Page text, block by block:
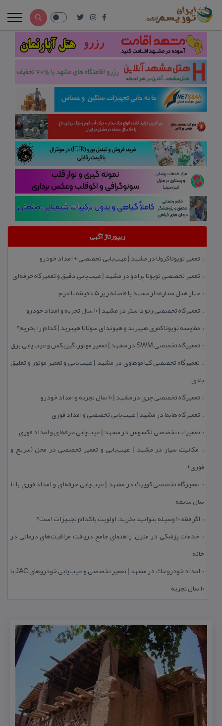
ریپورتاژ آگهی
:: تعمیر تویوتا كرولا در مشهد | عیب‌یابی تخصصی + امداد خودرو
:: تعمیر تخصصی تویوتا پرادو در مشهد | عیب‌یابی دقیق و تعمیرگاه حرفه‌ای
::چهار هتل‌ ستاره‌دار مشهد با فاصله زیر 5 دقیقه تا حرم
:: تعمیرگاه تخصصی رنو داستر در مشهد | ۱۰ سال تجربه و امداد خودرو
:: مقایسه تویوتا كمری هیبرید و هیوندای سوناتا هیبرید | كدام را بخریم؟
:: تعمیرگاه تخصصی SWM در مشهد | تعمیر موتور، گیربكس و عیب‌یابی برق
:: تعمیرگاه تخصصی كیا موهاوی در مشهد | عیب‌یابی و تعمیر موتور و تعلیق
بادی
:: تعمیرگاه تخصصی چری در مشهد | ۱۰ سال تجربه و امداد خودرو
:: تعمیرگاه هایما در مشهد | عیب‌یابی تخصصی و امداد فوری
:: تعمیرات تخصصی لكسوس در مشهد | عیب‌یابی حرفه‌ای و امداد فوری
:: مكانیك سیار در مشهد | عیب‌یابی و تعمیر تخصصی در محل (سریع و
فوری)
::
تعمیرگاه تخصصی كوییك در مشهد | عیب‌یابی حرفه‌ای و امداد فوری با ۱۰
سال سابقه
:: اگر فقط 10 وسیله بتوانید بخرید، اولویت با كدام تجهیزات است؟
:: خدمات پزشكی در منزل؛ راهنمای جامع دریافت مراقبت‌های درمانی در
خانه
::
امداد خودرو جك در مشهد | تعمیر تخصصی و عیب‌یابی خودروهای JAC با
۱۰ سال تجربه